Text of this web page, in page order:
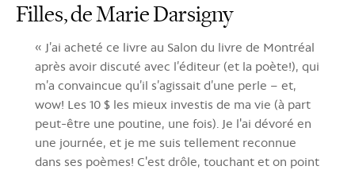
Filles, de Marie Darsigny
« J’ai acheté ce livre au Salon du livre de Montréal
après avoir discuté avec l’éditeur (et la poète!), qui
m’a convaincue qu’il s’agissait d’une perle – et,
wow! Les 10 $ les mieux investis de ma vie (à part
peut-être une poutine, une fois). Je l'ai dévoré en
une journée, et je me suis tellement reconnue
dans ses poèmes! C'est drôle, touchant et on point